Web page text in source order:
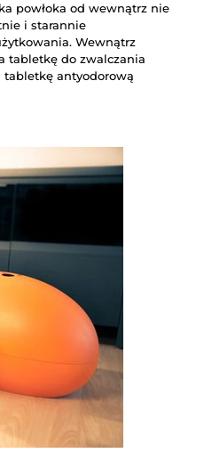
powłoka od wewnątrz nie
i starannie
Wewnątrz
tabletkę do zwalczania
tabletkę antyodorową